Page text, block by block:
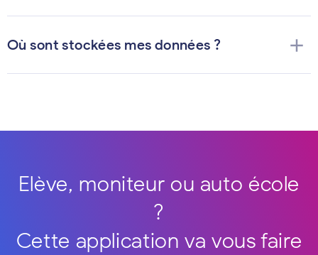
Où sont stockées mes données ? add
Elève, moniteur ou auto école
?
Cette application va vous faire